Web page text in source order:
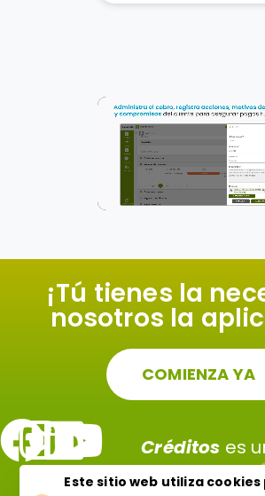
¡Tú tienes la
nosotros la
COMIENZA YA
Créditos es
Este sitio web utiliza